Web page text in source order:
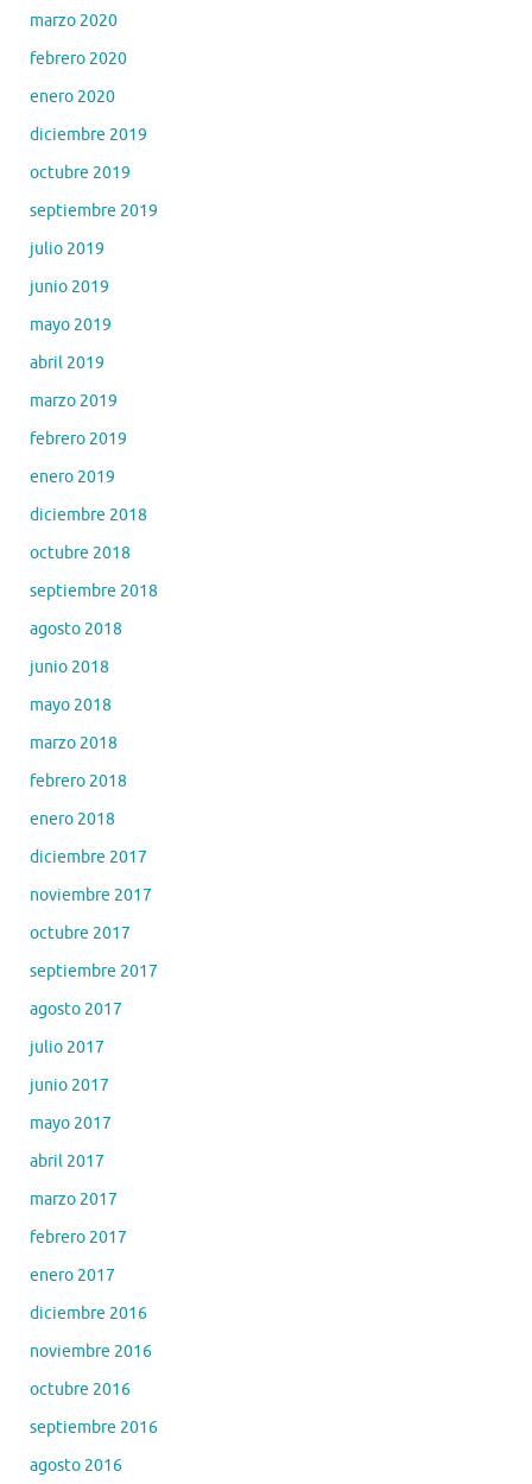
marzo 2020
febrero 2020
enero 2020
diciembre 2019
octubre 2019
septiembre 2019
julio 2019
junio 2019
mayo 2019
abril 2019
marzo 2019
febrero 2019
enero 2019
diciembre 2018
octubre 2018
septiembre 2018
agosto 2018
junio 2018
mayo 2018
marzo 2018
febrero 2018
enero 2018
diciembre 2017
noviembre 2017
octubre 2017
septiembre 2017
agosto 2017
julio 2017
junio 2017
mayo 2017
abril 2017
marzo 2017
febrero 2017
enero 2017
diciembre 2016
noviembre 2016
octubre 2016
septiembre 2016
agosto 2016